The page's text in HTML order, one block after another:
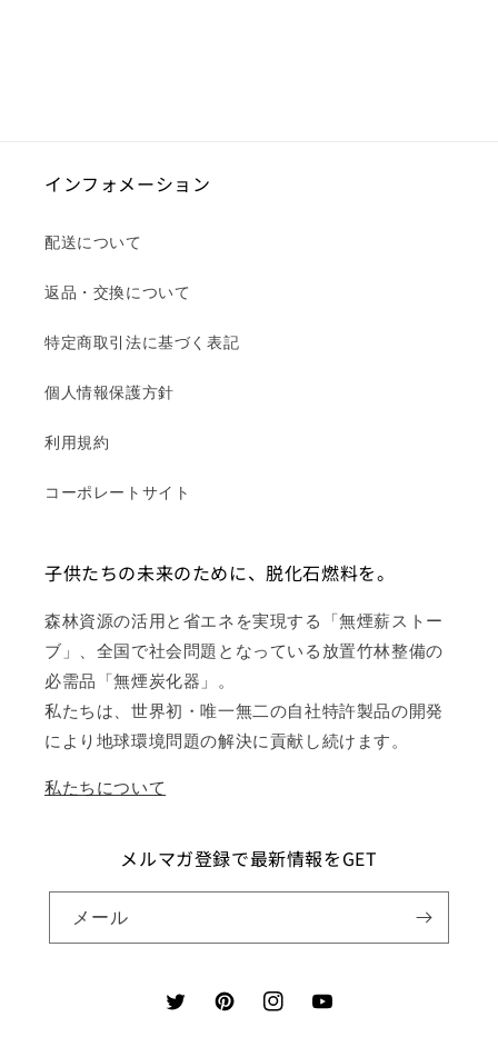
インフォメーション
配送について
返品・交換について
特定商取引法に基づく表記
個人情報保護方針
利用規約
コーポレートサイト
子供たちの未来のために、脱化石燃料を。
森林資源の活用と省エネを実現する「無煙薪ストー
ブ」、全国で社会問題となっている放置竹林整備の
必需品「無煙炭化器」。
私たちは、世界初・唯一無二の自社特許製品の開発
により地球環境問題の解決に貢献し続けます。
私たちについて
メルマガ登録で最新情報をGET
メール
TwitterPinterestInstagramYouTube